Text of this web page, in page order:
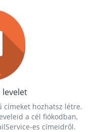
levelet
címeket hozhatsz létre.
a cél fiókodban,
es címeidről.